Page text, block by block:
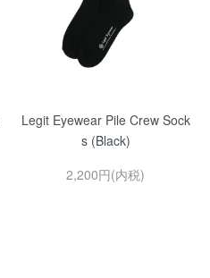
Legit Eyewear Pile Crew Sock
s (Black)
2,200円(内税)